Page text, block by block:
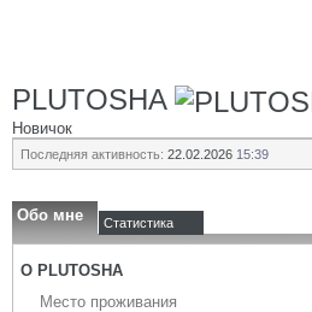
PLUTOSHA
Новичок
Последняя активность: 22.02.2026 15:39
Обо мне Статистика
О PLUTOSHA
Место проживания